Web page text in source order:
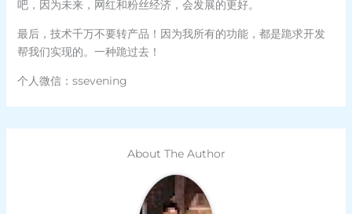
吧，因为未来，网红和粉丝经济，会发展的更好。
最后，技术千万不要转产品！因为我所有的功能，都是跪求开发
帮我们实现的。一种跪过去！
个人微信：ssevening
About The Author